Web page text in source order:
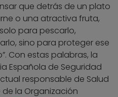
que detrás de un plato
o una atractiva fruta,
para pescarlo,
sino para proteger ese
Con estas palabras, la
Española de Seguridad
responsable de Salud
de la Organización